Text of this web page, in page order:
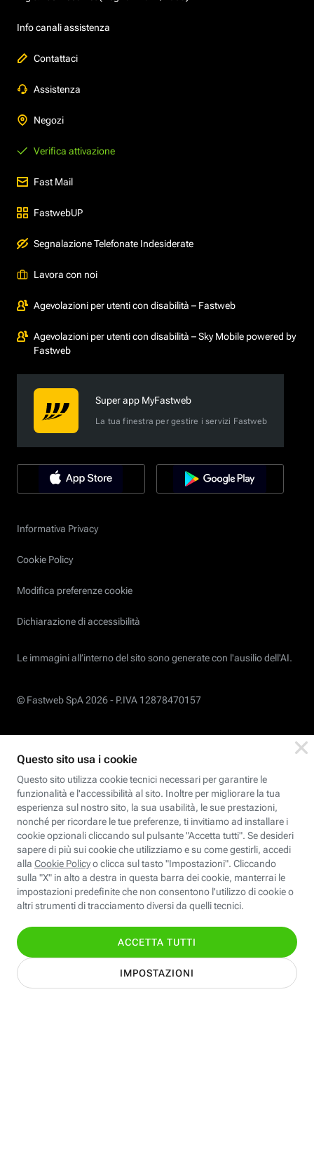
Info canali assistenza
Contattaci
Assistenza
Negozi
Verifica attivazione
Fast Mail
FastwebUP
Segnalazione Telefonate Indesiderate
Lavora con noi
Agevolazioni per utenti con disabilità – Fastweb
Agevolazioni per utenti con disabilità – Sky Mobile powered by
Fastweb
Super app MyFastweb
La tua finestra per gestire i servizi Fastweb
Informativa Privacy
Cookie Policy
Modifica preferenze cookie
Dichiarazione di accessibilità
Le immagini all’interno del sito sono generate con l'ausilio dell'AI.
© Fastweb SpA 2026 - P.IVA 12878470157